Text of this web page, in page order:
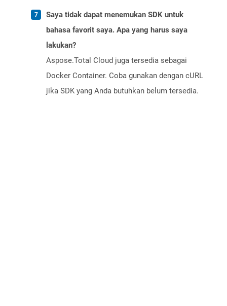
Saya tidak dapat menemukan SDK untuk
bahasa favorit saya. Apa yang harus saya
lakukan?
Aspose.Total Cloud juga tersedia sebagai
Docker Container. Coba gunakan dengan cURL
jika SDK yang Anda butuhkan belum tersedia.